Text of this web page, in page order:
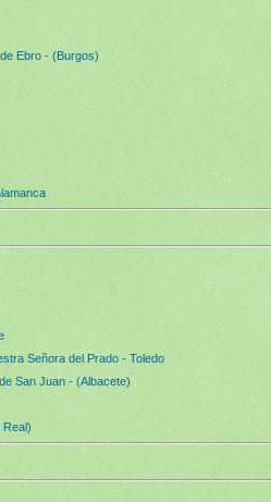
Ebro - (Burgos)
Señora del Prado - Toledo
San Juan - (Albacete)
Real)